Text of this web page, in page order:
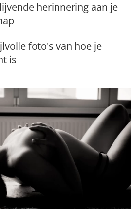
herinnering aan je
foto's van hoe je
is